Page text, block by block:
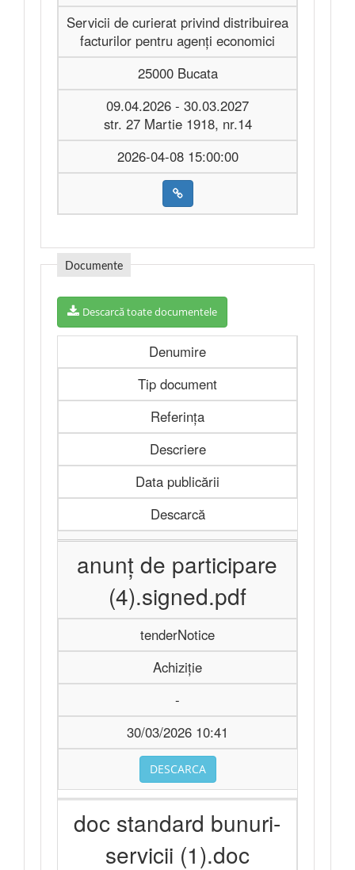
Servicii de curierat privind distribuirea
facturilor pentru agenți economici
25000 Bucata
09.04.2026 - 30.03.2027
str. 27 Martie 1918, nr.14
2026-04-08 15:00:00
Documente
Descarcă toate documentele
Denumire
Tip document
Referința
Descriere
Data publicării
Descarcă
anunț de participare
(4).signed.pdf
tenderNotice
Achiziție
-
30/03/2026 10:41
DESCARCA
doc standard bunuri-
servicii (1).doc